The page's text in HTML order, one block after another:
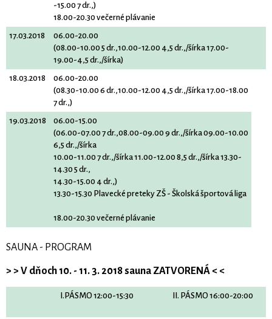
-15.00 7 dr.,)
18.00-20.30 večerné plávanie
17.03.2018
06.00-20.00
(08.00-10.00 5 dr.,10.00-12.00 4,5 dr.,/šírka 17.00-
19.00-4,5 dr.,/šírka)
18.03.2018
06.00-20.00
(08.30-10.00 6 dr.,10.00-12.00 4,5 dr.,/šírka 17.00-18.00
7 dr.,)
19.03.2018
06.00-15.00
(06.00-07.00 7 dr.,08.00-09.00 9 dr.,/šírka 09.00-10.00
6,5 dr.,/šírka
10.00-11.00 7 dr.,/šírka 11.00-12.00 8,5 dr.,/šírka 13.30-
14.30 5 dr.,
14.30-15.00 4 dr.,)
13.30-15.30 Plavecké preteky ZŠ - Školská športová liga
18.00-20.30 večerné plávanie
SAUNA - PROGRAM
> > V dňoch 10. - 11. 3. 2018 sauna ZATVORENÁ < <
I.PÁSMO 12:00-15:30 II. PÁSMO 16:00-20:00